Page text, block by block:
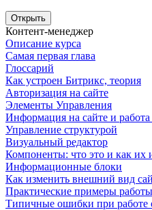
Открыть
Контент-менеджер
Описание курса
Самая первая глава
Глоссарий
Как устроен Битрикс, теория
Авторизация на сайте
Элементы Управления
Информация на сайте и работа
Управление структурой
Визуальный редактор
Компоненты: что это и как их
Информационные блоки
Как изменить внешний вид
Практические примеры работы
Типичные ошибки при работе